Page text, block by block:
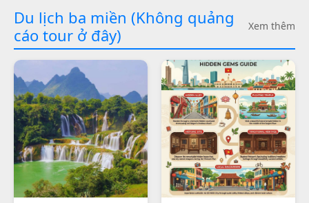
Du lịch ba miền (Không quảng
cáo tour ở đây)
Xem thêm